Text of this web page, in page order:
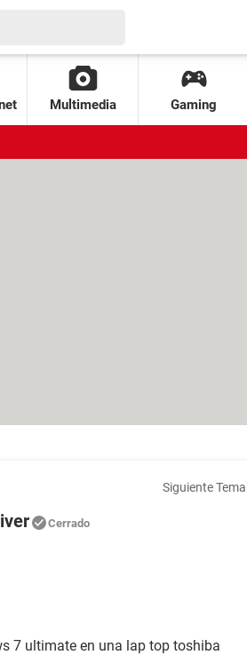
Multimedia Gaming
Siguiente Tema
Cerrado
7 ultimate en una lap top toshiba